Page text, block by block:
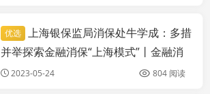
实时要闻
优选 上海银保监局消保处牛学成：多措
并举探索金融消保“上海模式”丨金融消
保零距离
2023-05-24 804 阅读